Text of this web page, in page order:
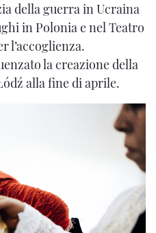
della guerra in Ucraina
in Polonia e nel Teatro
l’accoglienza.
la creazione della
alla fine di aprile.